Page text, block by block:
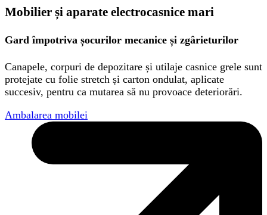
Mobilier și aparate electrocasnice mari
Gard împotriva șocurilor mecanice și zgârieturilor
Canapele, corpuri de depozitare și utilaje casnice grele sunt
protejate cu folie stretch și carton ondulat, aplicate
succesiv, pentru ca mutarea să nu provoace deteriorări.
Ambalarea mobilei